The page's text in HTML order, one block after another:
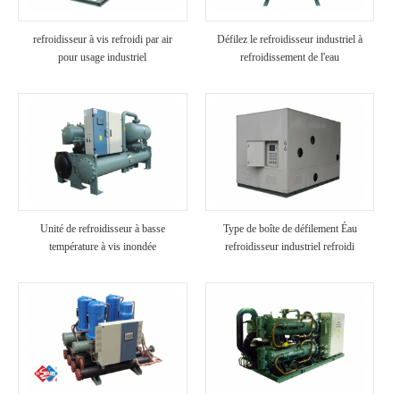
refroidisseur à vis refroidi par air
pour usage industriel
Défilez le refroidisseur industriel à
refroidissement de l'eau
Unité de refroidisseur à basse
température à vis inondée
Type de boîte de défilement Éau
refroidisseur industriel refroidi